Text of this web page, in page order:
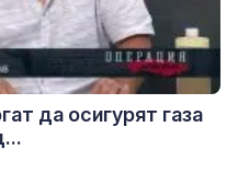
да осигурят газа